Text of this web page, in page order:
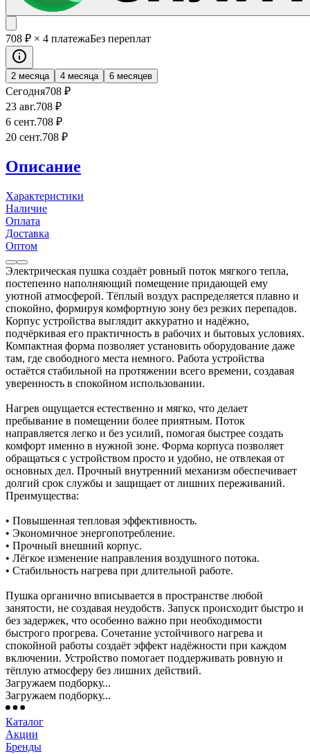
708 ₽ × 4 платежаБез переплат
2 месяца 4 месяца 6 месяцев
Сегодня708 ₽
23 авг.708 ₽
6 сент.708 ₽
20 сент.708 ₽
Описание
Характеристики
Наличие
Оплата
Доставка
Оптом
Электрическая пушка создаёт ровный поток мягкого тепла,
постепенно наполняющий помещение придающей ему
уютной атмосферой. Тёплый воздух распределяется плавно и
спокойно, формируя комфортную зону без резких перепадов.
Корпус устройства выглядит аккуратно и надёжно,
подчёркивая его практичность в рабочих и бытовых условиях.
Компактная форма позволяет установить оборудование даже
там, где свободного места немного. Работа устройства
остаётся стабильной на протяжении всего времени, создавая
уверенность в спокойном использовании.
Нагрев ощущается естественно и мягко, что делает
пребывание в помещении более приятным. Поток
направляется легко и без усилий, помогая быстрее создать
комфорт именно в нужной зоне. Форма корпуса позволяет
обращаться с устройством просто и удобно, не отвлекая от
основных дел. Прочный внутренний механизм обеспечивает
долгий срок службы и защищает от лишних переживаний.
Преимущества:
• Повышенная тепловая эффективность.
• Экономичное энергопотребление.
• Прочный внешний корпус.
• Лёгкое изменение направления воздушного потока.
• Стабильность нагрева при длительной работе.
Пушка органично вписывается в пространстве любой
занятости, не создавая неудобств. Запуск происходит быстро и
без задержек, что особенно важно при необходимости
быстрого прогрева. Сочетание устойчивого нагрева и
спокойной работы создаёт эффект надёжности при каждом
включении. Устройство помогает поддерживать ровную и
тёплую атмосферу без лишних действий.
Загружаем подборку...
Загружаем подборку...
Каталог
Акции
Бренды